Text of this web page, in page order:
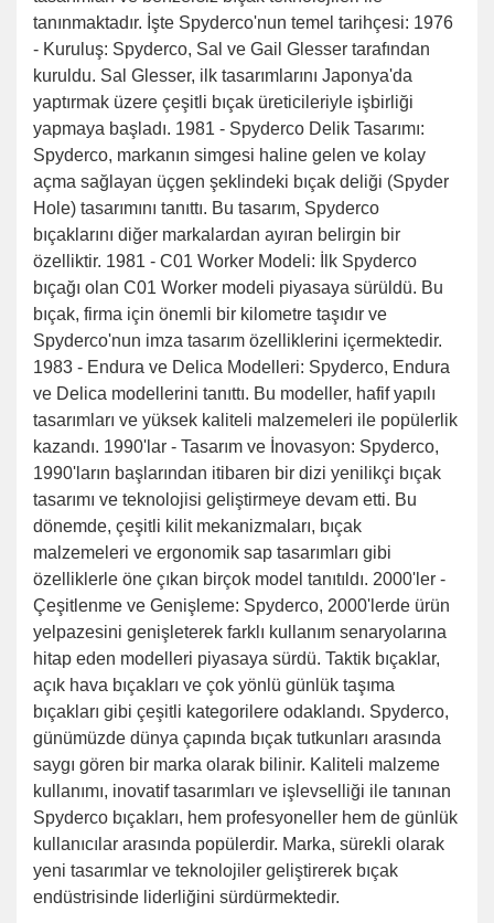
tanınmaktadır. İşte Spyderco'nun temel tarihçesi: 1976
- Kuruluş: Spyderco, Sal ve Gail Glesser tarafından
kuruldu. Sal Glesser, ilk tasarımlarını Japonya'da
yaptırmak üzere çeşitli bıçak üreticileriyle işbirliği
yapmaya başladı. 1981 - Spyderco Delik Tasarımı:
Spyderco, markanın simgesi haline gelen ve kolay
açma sağlayan üçgen şeklindeki bıçak deliği (Spyder
Hole) tasarımını tanıttı. Bu tasarım, Spyderco
bıçaklarını diğer markalardan ayıran belirgin bir
özelliktir. 1981 - C01 Worker Modeli: İlk Spyderco
bıçağı olan C01 Worker modeli piyasaya sürüldü. Bu
bıçak, firma için önemli bir kilometre taşıdır ve
Spyderco'nun imza tasarım özelliklerini içermektedir.
1983 - Endura ve Delica Modelleri: Spyderco, Endura
ve Delica modellerini tanıttı. Bu modeller, hafif yapılı
tasarımları ve yüksek kaliteli malzemeleri ile popülerlik
kazandı. 1990'lar - Tasarım ve İnovasyon: Spyderco,
1990'ların başlarından itibaren bir dizi yenilikçi bıçak
tasarımı ve teknolojisi geliştirmeye devam etti. Bu
dönemde, çeşitli kilit mekanizmaları, bıçak
malzemeleri ve ergonomik sap tasarımları gibi
özelliklerle öne çıkan birçok model tanıtıldı. 2000'ler -
Çeşitlenme ve Genişleme: Spyderco, 2000'lerde ürün
yelpazesini genişleterek farklı kullanım senaryolarına
hitap eden modelleri piyasaya sürdü. Taktik bıçaklar,
açık hava bıçakları ve çok yönlü günlük taşıma
bıçakları gibi çeşitli kategorilere odaklandı. Spyderco,
günümüzde dünya çapında bıçak tutkunları arasında
saygı gören bir marka olarak bilinir. Kaliteli malzeme
kullanımı, inovatif tasarımları ve işlevselliği ile tanınan
Spyderco bıçakları, hem profesyoneller hem de günlük
kullanıcılar arasında popülerdir. Marka, sürekli olarak
yeni tasarımlar ve teknolojiler geliştirerek bıçak
endüstrisinde liderliğini sürdürmektedir.